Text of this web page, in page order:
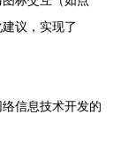
议，实现了
信息技术开发的